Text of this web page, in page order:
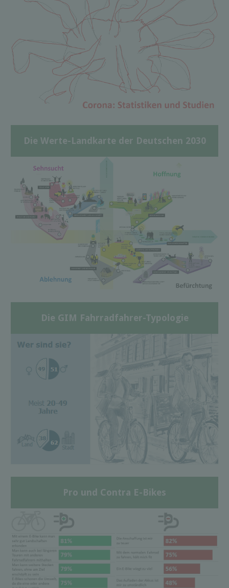
Die Werte-Landkarte der Deutschen 2030
Die GIM Fahrradfahrer-Typologie
Pro und Contra E-Bikes